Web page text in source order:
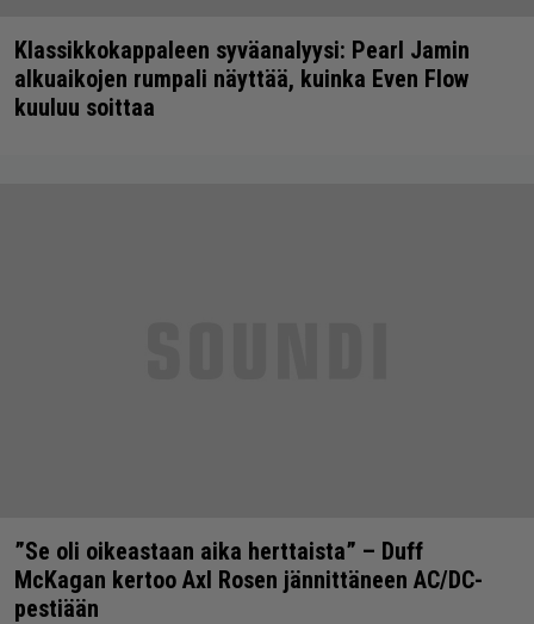
Klassikkokappaleen syväanalyysi: Pearl Jamin
alkuaikojen rumpali näyttää, kuinka Even Flow
kuuluu soittaa
”Se oli oikeastaan aika herttaista” – Duff
McKagan kertoo Axl Rosen jännittäneen AC/DC-
pestiään